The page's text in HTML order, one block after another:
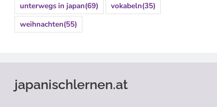
unterwegs in japan(69) vokabeln(35)
weihnachten(55)
japanischlernen.at